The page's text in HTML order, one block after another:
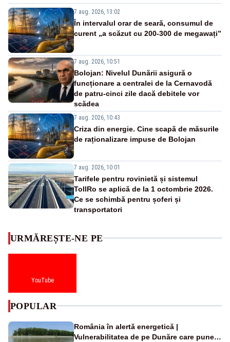
7 aug. 2026, 13:02
În intervalul orar de seară, consumul de
curent „a scăzut cu 200-300 de megawați”
7 aug. 2026, 10:51
Bolojan: Nivelul Dunării asigură o
funcționare a centralei de la Cernavodă
de patru-cinci zile dacă debitele vor
scădea
7 aug. 2026, 10:43
Criza din energie. Cine scapă de măsurile
de raționalizare impuse de Bolojan
7 aug. 2026, 10:01
Tarifele pentru rovinietă și sistemul
TollRo se aplică de la 1 octombrie 2026.
Ce se schimbă pentru șoferi și
transportatori
URMĂREȘTE-NE PE
YouTube
POPULAR
România în alertă energetică |
Vulnerabilitatea de pe Dunăre care pune